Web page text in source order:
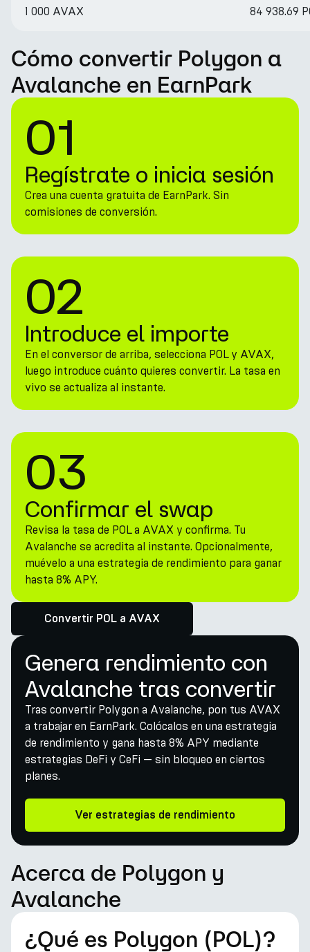
1 000 AVAX 84 938.69
Cómo convertir Polygon a
Avalanche en EarnPark
01
Regístrate o inicia sesión
Crea una cuenta gratuita de EarnPark. Sin
comisiones de conversión.
02
Introduce el importe
En el conversor de arriba, selecciona POL y AVAX,
luego introduce cuánto quieres convertir. La tasa en
vivo se actualiza al instante.
03
Confirmar el swap
Revisa la tasa de POL a AVAX y confirma. Tu
Avalanche se acredita al instante. Opcionalmente,
muévelo a una estrategia de rendimiento para ganar
hasta 8% APY.
Convertir POL a AVAX
Genera rendimiento con
Avalanche tras convertir
Tras convertir Polygon a Avalanche, pon tus AVAX
a trabajar en EarnPark. Colócalos en una estrategia
de rendimiento y gana hasta 8% APY mediante
estrategias DeFi y CeFi — sin bloqueo en ciertos
planes.
Ver estrategias de rendimiento
Acerca de Polygon y
Avalanche
¿Qué es Polygon (POL)?